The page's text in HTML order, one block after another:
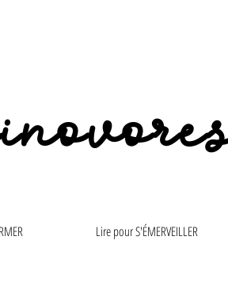
Lire pour S'ÉMERVEILLER